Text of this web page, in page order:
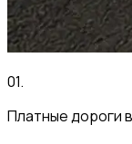
01.
Платные дороги